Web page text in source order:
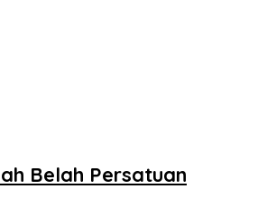
Belah Persatuan